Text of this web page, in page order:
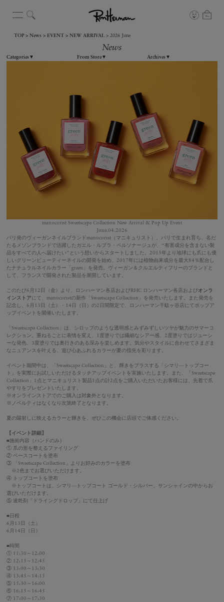
TOP News EVENT NEW ARRIVAL 2026 June
News
Categories▼ From Store▼ Archives▼
manucurist Sweetscape Collection New Arrival & Pop Up Event
June.04.2026
パリ発のヴィーガンネイルブランドmanucurist（マニキュリスト）。パリで生まれ育ち、名だ
たるメゾンブランドで活躍したガエル・ルブラ・ペルソナージュが、“有害成分を含まない製
品をすべての人へ届けたい”という想いからスタートしました。2015年より地球にも爪にも優
しいグリーンビューティーネイルの開発を始め、2017年には植物由来成分を最大84％配合し
たナチュラルネイルカラー「green」を発売。ヴィーガン＆クルエルティフリーのブランドと
して、フランスで開発された製品を展開しています。
このたび6月12日（金）より、ロンハーマン各店およびRHC ロンハーマン各店およびオンラ
インストアにて、manucuristの新作「Sweetscape Collection」を発売いたします。また発売を
記念し、6月13日（土）・14日（日）の2日間限定で、ロンハーマン千駄ヶ谷店にてポップア
ップイベントを開催いたします。
「Sweetscape Collection」は、シロップのような透明感とみずみずしいツヤが魅力のサマーコ
レクション。重ねるごとに表情を変え、1度塗りでは繊細なシアー感、2度塗りではジューシ
ーな発色、3度塗りでは奥行きのある深みを楽しめます。気分やスタイルに合わせてさまざま
なニュアンスを叶える、遊び心あふれるカラーが夏の指先を彩ります。
イベント期間中は、「Sweetscape Collection」と、輝きをプラスする「シマリ―トップコー
ト」を実際にお試しいただけるタッチアップイベントを実施いたします。また、「Sweetscape
Collection」1点とマニキュリスト製品1点の計2点をご購入いただいたお客様には、先着で爪
やすりをプレゼントいたします。
※オンラインストアでのご購入は対象外となります。
※ノベルティはなくなり次第終了となります。
夏の陽射しに映えるカラーと輝きを、ぜひこの機会に店頭でご体感ください。
【イベント詳細】
■施術内容（ハンドのみ）
① 爪の形を整えるファイリング
② ベースコートを塗布
③ 「Sweetscape Collection」よりお好みのカラーを塗布
※2色までお選びいただけます。
④ トップコートを塗布
※トップコートは、シマリ―トップコート ゴールド・シルバー、サンシャインの中からお
選びいただけます。
⑤ 速乾剤「ドライングドロップ」にて仕上げ
■日程
6月13日（土）
6月14日（日）
■時間
① 11:30～12:00
② 12:15～12:45
③ 13:00～13:30
④ 13:45～14:15
⑤ 15:30～16:00
⑥ 16:15～16:45
⑦ 17:00～17:30